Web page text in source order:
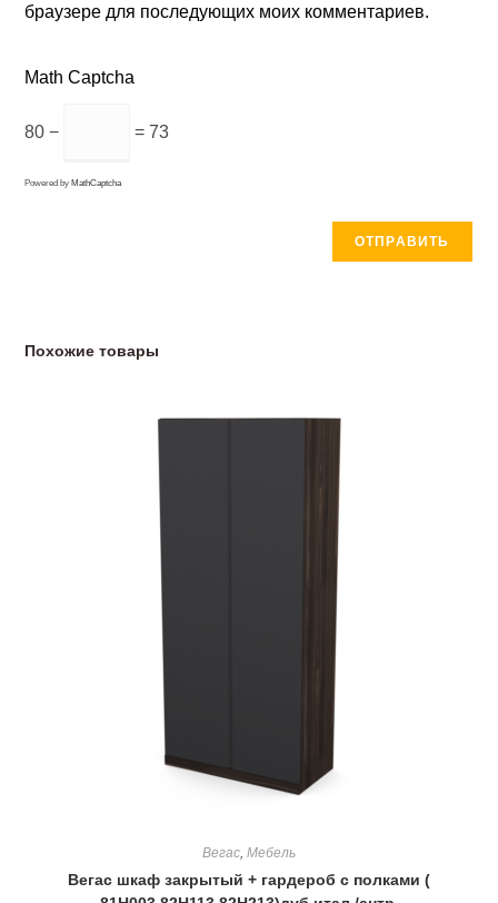
браузере для последующих моих комментариев.
Math Captcha
80 − = 73
Powered by MathCaptcha
Похожие товары
Вегас, Мебель
Вегас шкаф закрытый + гардероб с полками (